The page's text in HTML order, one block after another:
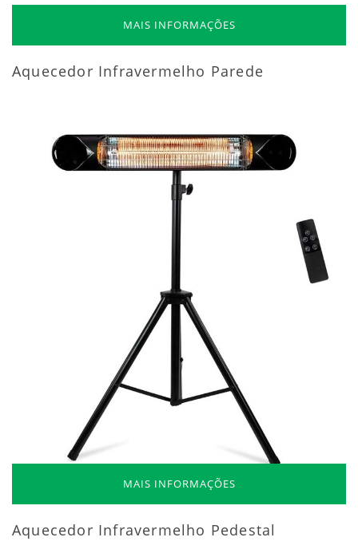
MAIS INFORMAÇÕES
Aquecedor Infravermelho Parede
MAIS INFORMAÇÕES
Aquecedor Infravermelho Pedestal